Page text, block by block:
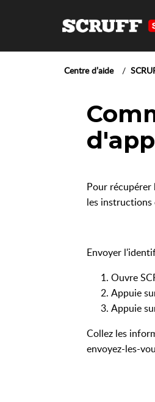
Centre d’aide
Pour récupérer
les instructions
Envoyer
Ouvre
Appuie
Appuie
Collez les
envoyez-les-